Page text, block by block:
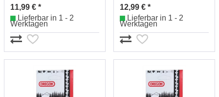
11,99 € *
Lieferbar in 1 - 2
Werktagen
12,99 € *
Lieferbar in 1 - 2
Werktagen